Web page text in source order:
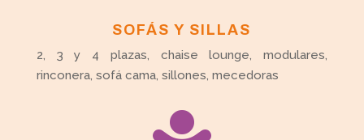
SOFÁS Y SILLAS
2, 3 y 4 plazas, chaise lounge, modulares,
rinconera, sofá cama, sillones, mecedoras